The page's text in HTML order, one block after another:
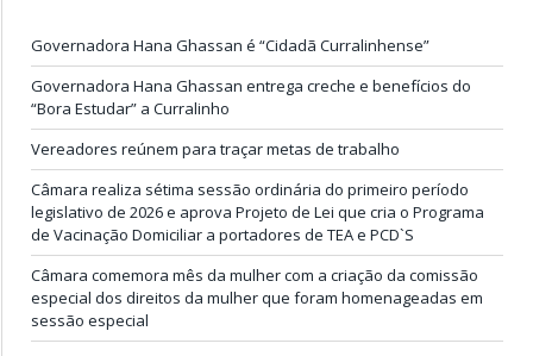
Governadora Hana Ghassan é “Cidadã Curralinhense”
Governadora Hana Ghassan entrega creche e benefícios do
“Bora Estudar” a Curralinho
Vereadores reúnem para traçar metas de trabalho
Câmara realiza sétima sessão ordinária do primeiro período
legislativo de 2026 e aprova Projeto de Lei que cria o Programa
de Vacinação Domiciliar a portadores de TEA e PCD`S
Câmara comemora mês da mulher com a criação da comissão
especial dos direitos da mulher que foram homenageadas em
sessão especial